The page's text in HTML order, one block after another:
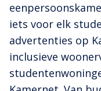
iets voor elk
advertenties op
inclusieve